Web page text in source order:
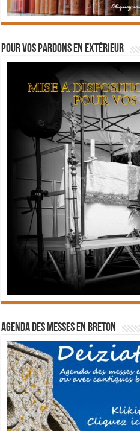
Pour vos pardons en extérieur
Agenda des messes en breton